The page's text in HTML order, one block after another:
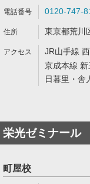
0120-747-
東京都荒川
JR山手線
京成本線
日暮里・舎
栄光ゼミナール
町屋校